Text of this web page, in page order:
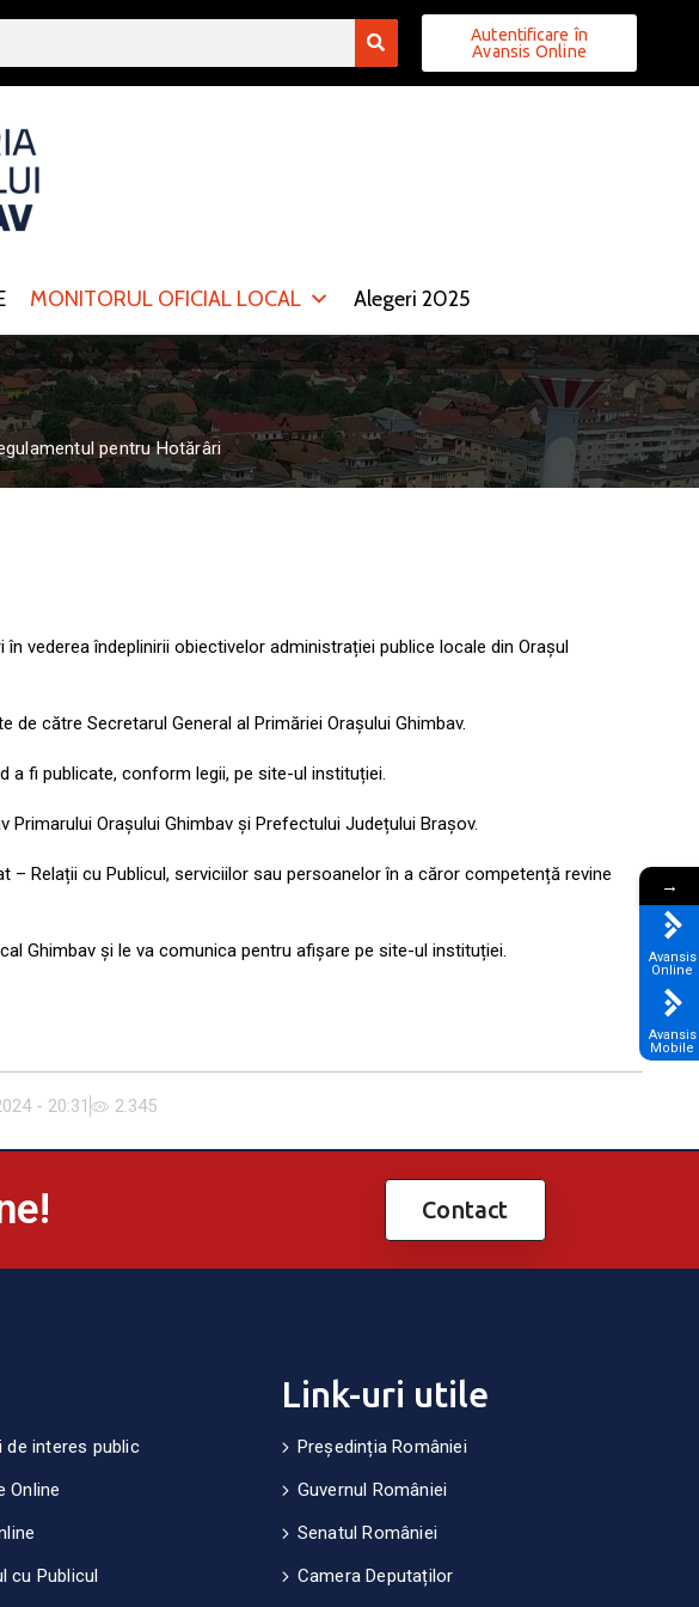
Autentificare în
Avansis Online
MONITORUL OFICIAL LOCAL Alegeri 2025
pentru Hotărâri
vederea îndeplinirii obiectivelor administrației publice locale din Orașul
către Secretarul General al Primăriei Orașului Ghimbav.
a fi publicate, conform legii, pe site-ul instituției.
Orașului Ghimbav și Prefectului Județului Brașov.
Relații cu Publicul, serviciilor sau persoanelor în a căror competență revine
Ghimbav și le va comunica pentru afișare pe site-ul instituției.
- 20:31 2.345
Contact
de interes public
Online
cu Publicul
Link-uri utile
Președinția României
Guvernul României
Senatul României
Camera Deputaților
→
Avansis
Online
Avansis
Mobile